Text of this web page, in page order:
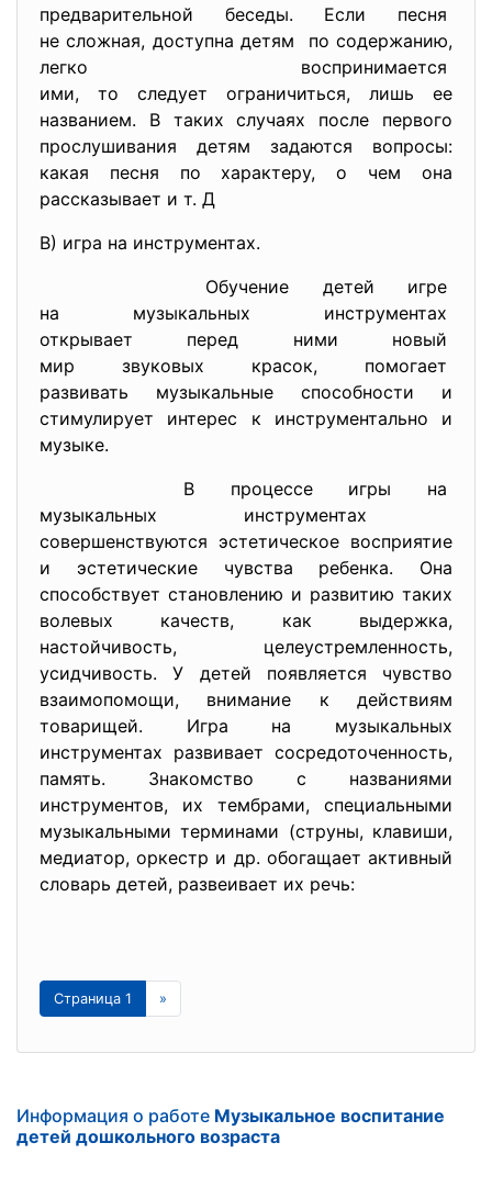
предварительной беседы. Если песня
не сложная, доступна детям по содержанию,
легко воспринимается
ими, то следует ограничиться, лишь ее
названием. В таких случаях после первого
прослушивания детям задаются вопросы:
какая песня по характеру, о чем она
рассказывает и т. Д
В) игра на инструментах.
Обучение детей игре
на музыкальных инструментах
открывает перед ними новый
мир звуковых красок, помогает
развивать музыкальные способности и
стимулирует интерес к инструментально и
музыке.
В процессе игры на
музыкальных инструментах
совершенствуются эстетическое восприятие
и эстетические чувства ребенка. Она
способствует становлению и развитию таких
волевых качеств, как выдержка,
настойчивость, целеустремленность,
усидчивость. У детей появляется чувство
взаимопомощи, внимание к действиям
товарищей. Игра на музыкальных
инструментах развивает сосредоточенность,
память. Знакомство с названиями
инструментов, их тембрами, специальными
музыкальными терминами (струны, клавиши,
медиатор, оркестр и др. обогащает активный
словарь детей, развеивает их речь:
Страница 1 »
Информация о работе Музыкальное воспитание
детей дошкольного возраста